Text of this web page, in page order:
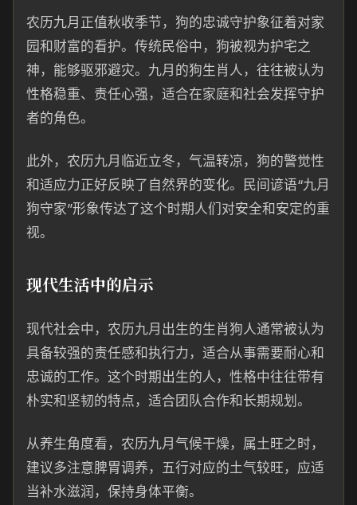
农历九月正值秋收季节，狗的忠诚守护象征着对家
园和财富的看护。传统民俗中，狗被视为护宅之
神，能够驱邪避灾。九月的狗生肖人，往往被认为
性格稳重、责任心强，适合在家庭和社会发挥守护
者的角色。
此外，农历九月临近立冬，气温转凉，狗的警觉性
和适应力正好反映了自然界的变化。民间谚语“九月
狗守家”形象传达了这个时期人们对安全和安定的重
视。
现代生活中的启示
现代社会中，农历九月出生的生肖狗人通常被认为
具备较强的责任感和执行力，适合从事需要耐心和
忠诚的工作。这个时期出生的人，性格中往往带有
朴实和坚韧的特点，适合团队合作和长期规划。
从养生角度看，农历九月气候干燥，属土旺之时，
建议多注意脾胃调养，五行对应的土气较旺，应适
当补水滋润，保持身体平衡。